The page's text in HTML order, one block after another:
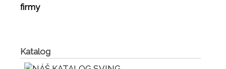
firmy
Katalog